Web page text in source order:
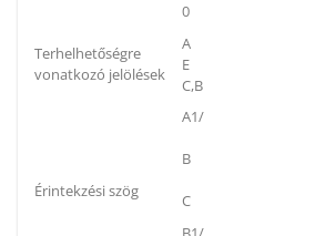
0
Terhelhetőségre
vonatkozó jelölések
A
E
C,B
Érintekzési szög
A1/
B
C